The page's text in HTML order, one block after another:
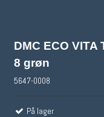
DMC ECO
8 grøn
5647-0008
På lager